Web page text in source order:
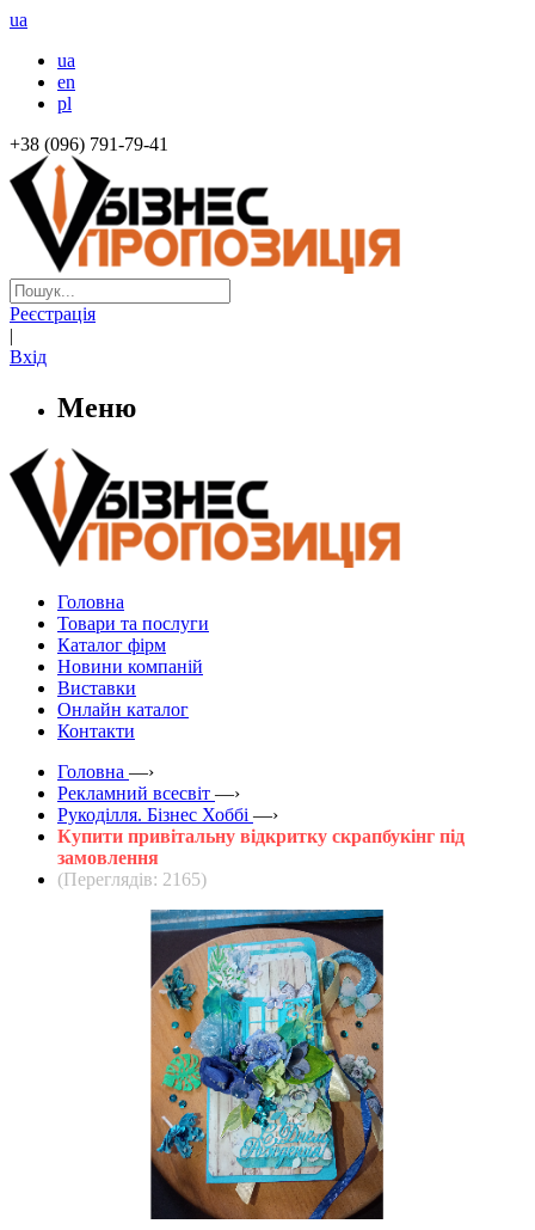
ua
ua
en
pl
+38 (096) 791-79-41
Реєстрація
|
Вхід
Меню
Головна
Товари та послуги
Каталог фірм
Новини компаній
Виставки
Онлайн каталог
Контакти
Головна —›
Рекламний всесвіт —›
Рукоділля. Бізнес Хоббі —›
Купити привітальну відкритку скрапбукінг під
замовлення
(Переглядів: 2165)